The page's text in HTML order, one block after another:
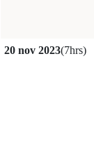
20 nov 2023(7hrs)